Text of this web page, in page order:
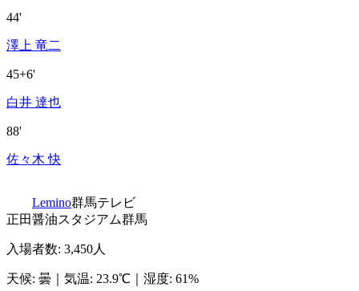
44'
澤上 竜二
45+6'
白井 達也
88'
佐々木 快
Lemino群馬テレビ
正田醤油スタジアム群馬
入場者数: 3,450人
天候: 曇 気温: 23.9℃ 湿度: 61%